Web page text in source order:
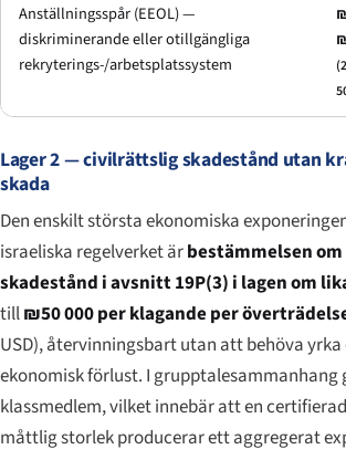
Anställningsspår (EEOL) —
diskriminerande eller otillgängliga
rekryterings-/arbetsplatssystem
Lager 2 — civilrättslig skadestånd utan
skada
Den enskilt största ekonomiska
israeliska regelverket ärbestämmelsen
skadestånd i avsnitt 19P(3) i lagen om
till₪50 000 per klagande per
USD), återvinningsbart utan att behöva
ekonomisk förlust. I grupptalesammanhang
klassmedlem, vilket innebär att en
måttlig storlek producerar ett aggregerat